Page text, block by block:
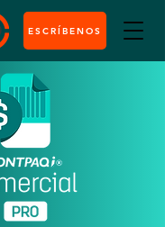
ESCRÍBENOS